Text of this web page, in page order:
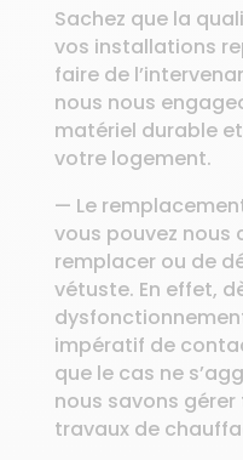
Sachez que la
vos installations
faire de
nous nous
matériel durable
votre logement.
— Le
vous pouvez
remplacer ou de
vétuste. En effet,
impératif de
que le cas ne
nous savons
travaux de